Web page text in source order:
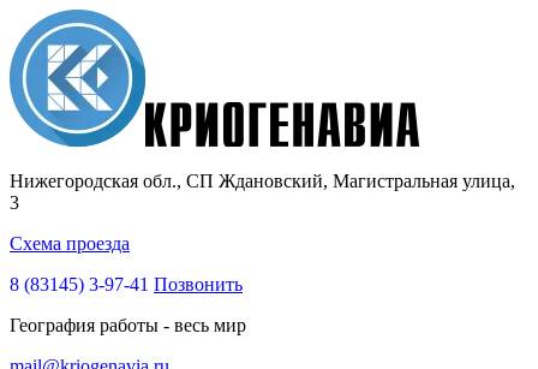
Нижегородская обл., СП Ждановский, Магистральная улица,
3
Схема проезда
8 (83145) 3-97-41 Позвонить
География работы - весь мир